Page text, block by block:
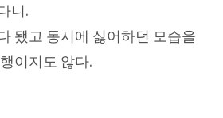
니.
됐고 동시에 싫어하던 모습을
이지도 않다.